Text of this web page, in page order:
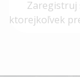
Zaregistruj
ktorejkoľvek